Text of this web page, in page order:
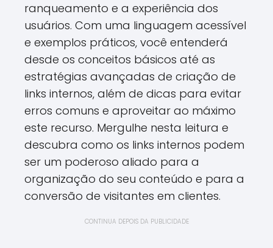
ranqueamento e a experiência dos
usuários. Com uma linguagem acessível
e exemplos práticos, você entenderá
desde os conceitos básicos até as
estratégias avançadas de criação de
links internos, além de dicas para evitar
erros comuns e aproveitar ao máximo
este recurso. Mergulhe nesta leitura e
descubra como os links internos podem
ser um poderoso aliado para a
organização do seu conteúdo e para a
conversão de visitantes em clientes.
CONTINUA DEPOIS DA PUBLICIDADE